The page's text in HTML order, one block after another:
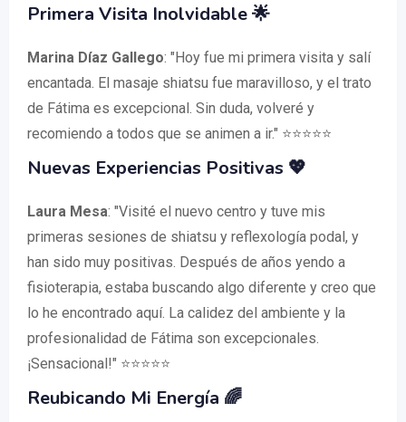
Primera Visita Inolvidable 🌟
Marina Díaz Gallego: "Hoy fue mi primera visita y salí
encantada. El masaje shiatsu fue maravilloso, y el trato
de Fátima es excepcional. Sin duda, volveré y
recomiendo a todos que se animen a ir." ⭐⭐⭐⭐⭐
Nuevas Experiencias Positivas 💖
Laura Mesa: "Visité el nuevo centro y tuve mis
primeras sesiones de shiatsu y reflexología podal, y
han sido muy positivas. Después de años yendo a
fisioterapia, estaba buscando algo diferente y creo que
lo he encontrado aquí. La calidez del ambiente y la
profesionalidad de Fátima son excepcionales.
¡Sensacional!" ⭐⭐⭐⭐⭐
Reubicando Mi Energía 🌈